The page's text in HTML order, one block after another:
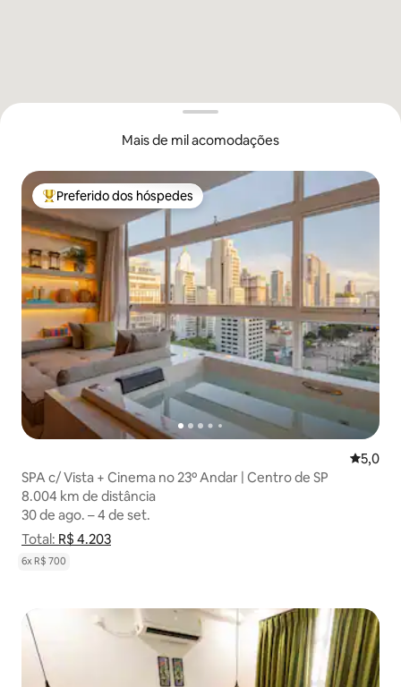
Mais de mil acomodações
Entre os melhores preferidos dos hóspedes
Preferido dos hóspedes
SPA c/ Vista + Cinema no 23º Andar | Centro de SP
8.004 km de distância
8.004 km de distância
30 de ago. – 4 de set.
30 de ago. – 4 de set.
Total: R$ 4.203
Total: R$ 4.203
6x R$ 700
5,0 de
5,0